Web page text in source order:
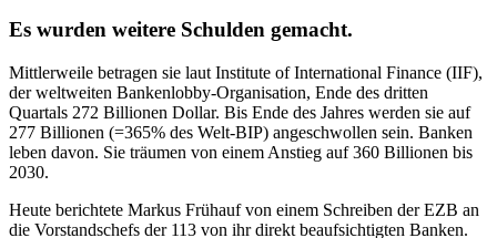
Es wurden weitere Schulden gemacht.
Mittlerweile betragen sie laut Institute of International Finance (IIF),
der weltweiten Bankenlobby-Organisation, Ende des dritten
Quartals 272 Billionen Dollar. Bis Ende des Jahres werden sie auf
277 Billionen (=365% des Welt-BIP) angeschwollen sein. Banken
leben davon. Sie träumen von einem Anstieg auf 360 Billionen bis
2030.
Heute berichtete Markus Frühauf von einem Schreiben der EZB an
die Vorstandschefs der 113 von ihr direkt beaufsichtigten Banken.